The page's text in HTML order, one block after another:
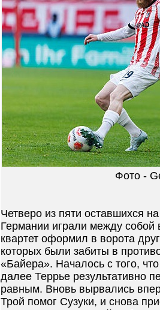
Фото -
Четверо из пяти оставшихся
Германии играли между собой
квартет оформил в ворота
которых были забиты в
«Байера». Началось с того,
далее Террье результативно
равным. Вновь вырвались
Трой помог Сузуки, и снова